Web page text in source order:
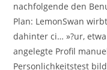
nachfolgende den
Plan: LemonSwan
dahinter ci… »?ur,
angelegte Profil
Personlichkeitstest